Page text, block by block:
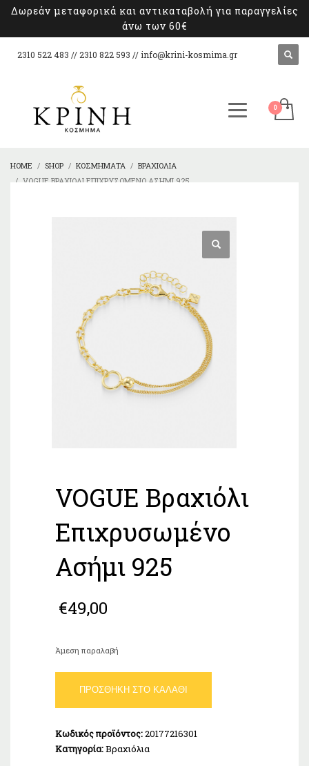
Δωρεάν μεταφορικά και αντικαταβολή για παραγγελίες
άνω των 60€
2310 522 483 // 2310 822 593 // info@krini-kosmima.gr
HOME SHOP ΚΟΣΜΉΜΑΤΑ
ΒΡΑΧΙΌΛΙΑ
VOGUE ΒΡΑΧΙΌΛΙ ΕΠΙΧΡΥΣΩΜΈΝΟ ΑΣΉΜΙ 925
VOGUE Βραχιόλι
Επιχρυσωμένο
Ασήμι 925
€49,00
Άμεση παραλαβή
Βραχιόλι
Επιχρυσωμένο
925
ποσότητα
ΠΡΟΣΘΉΚΗ ΣΤΟ ΚΑΛΆΘΙ
Κωδικός προϊόντος:20177216301
Κατηγορία:Βραχιόλια